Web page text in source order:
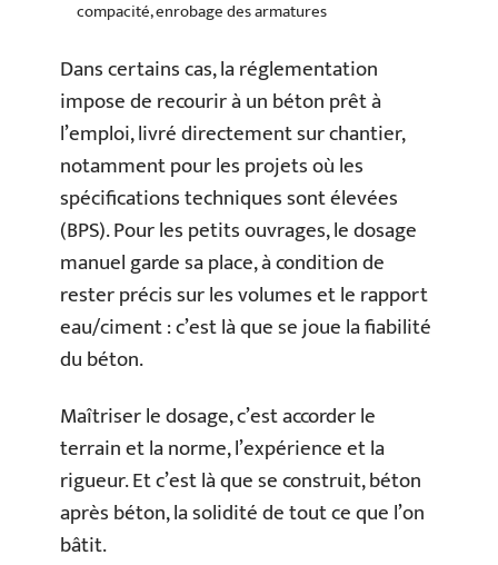
compacité, enrobage des armatures
Dans certains cas, la réglementation
impose de recourir à un béton prêt à
l’emploi, livré directement sur chantier,
notamment pour les projets où les
spécifications techniques sont élevées
(BPS). Pour les petits ouvrages, le dosage
manuel garde sa place, à condition de
rester précis sur les volumes et le rapport
eau/ciment : c’est là que se joue la fiabilité
du béton.
Maîtriser le dosage, c’est accorder le
terrain et la norme, l’expérience et la
rigueur. Et c’est là que se construit, béton
après béton, la solidité de tout ce que l’on
bâtit.